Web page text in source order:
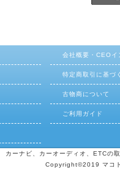
会社概要・CEOイ
特定商取引に基づ
古物商について
ご利用ガイド
カーナビ、カーオーディオ、ETCの
Copyright©2019 マコ